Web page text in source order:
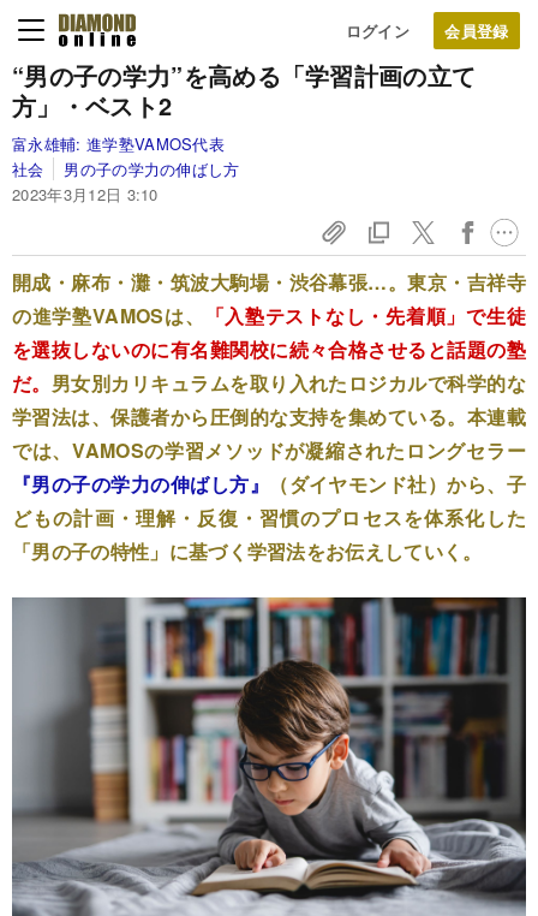
ログイン
“男の子の学力”を高める「学習計画の立て
方」・ベスト2
富永雄輔: 進学塾VAMOS代表
社会
男の子の学力の伸ばし方
2023年3月12日 3:10
開成・麻布・灘・筑波大駒場・渋谷幕張…。東京・吉祥寺
の進学塾VAMOSは、
「入塾テストなし・先着順」で生徒
を選抜しないのに有名難関校に続々合格させると話題の塾
だ。 男女別カリキュラムを取り入れたロジカルで科学的な
学習法は、保護者から圧倒的な支持を集めている。本連載
では、VAMOSの学習メソッドが凝縮されたロングセラー
『男の子の学力の伸ばし方』
（ダイヤモンド社）から、子
どもの計画・理解・反復・習慣のプロセスを体系化した
「男の子の特性」に基づく学習法をお伝えしていく。